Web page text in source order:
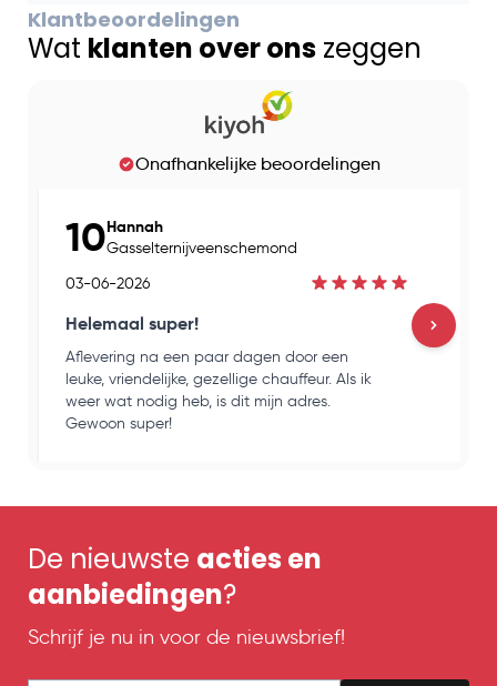
Klantbeoordelingen
Wat klanten over ons zeggen
Onafhankelijke beoordelingen
10Hannah
Gasselternijveenschemond
03-06-2026
Helemaal super!
Aflevering na een paar dagen door een
leuke, vriendelijke, gezellige chauffeur. Als ik
weer wat nodig heb, is dit mijn adres.
Gewoon super!
De nieuwste acties en
aanbiedingen?
Schrijf je nu in voor de nieuwsbrief!